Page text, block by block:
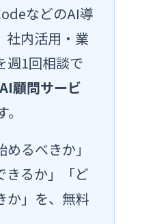
などのAI導
社内活用・業
週1回相談で
顧問サービ
めるべきか」
きるか」「ど
か」を、無料